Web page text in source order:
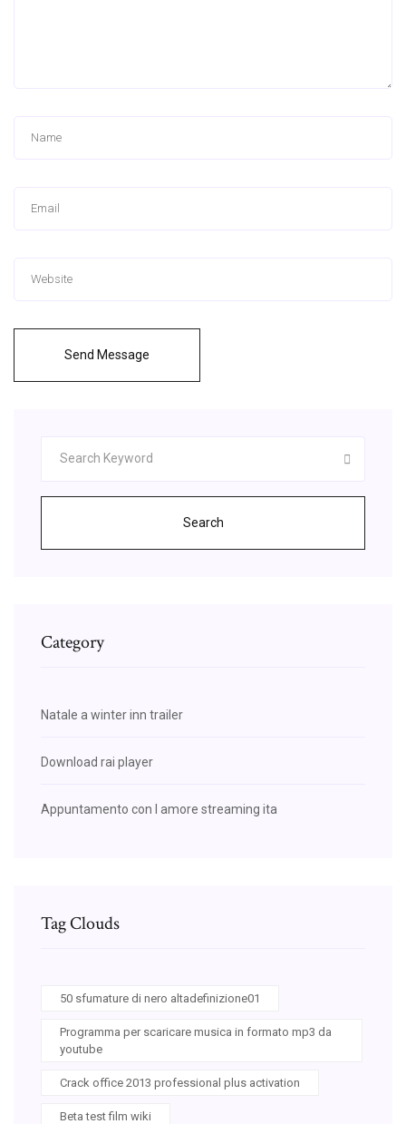
Send Message
Search
Category
Natale a winter inn trailer
Download rai player
Appuntamento con l amore streaming ita
Tag Clouds
50 sfumature di nero altadefinizione01
Programma per scaricare musica in formato mp3 da
youtube
Crack office 2013 professional plus activation
Beta test film wiki